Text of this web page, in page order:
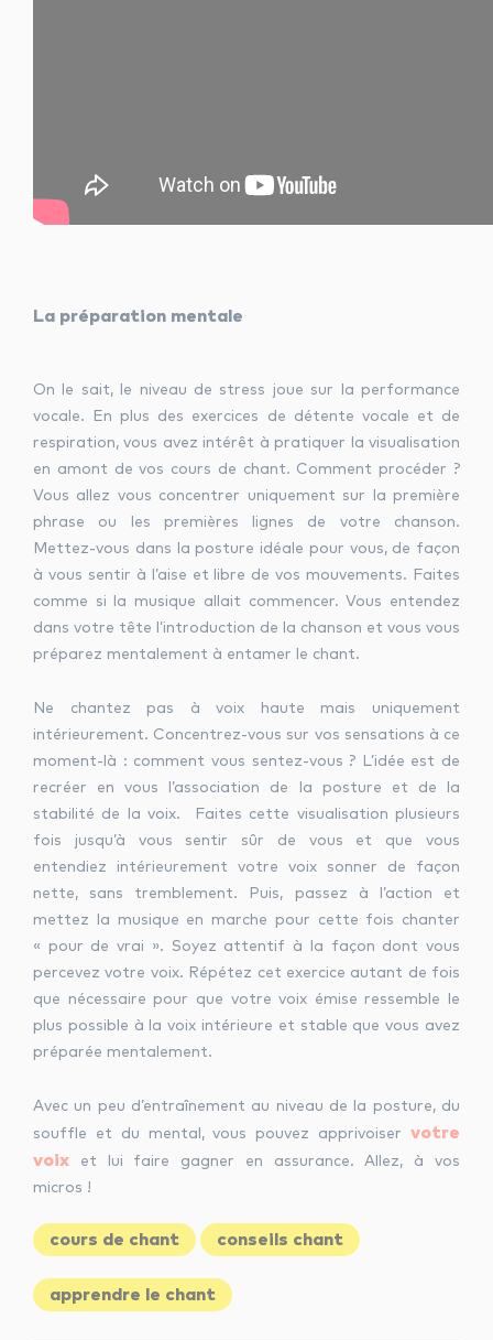
La préparation mentale
On le sait, le niveau de stress joue sur la performance
vocale. En plus des exercices de détente vocale et de
respiration, vous avez intérêt à pratiquer la visualisation
en amont de vos cours de chant. Comment procéder ?
Vous allez vous concentrer uniquement sur la première
phrase ou les premières lignes de votre chanson.
Mettez-vous dans la posture idéale pour vous, de façon
à vous sentir à l’aise et libre de vos mouvements. Faites
comme si la musique allait commencer. Vous entendez
dans votre tête l’introduction de la chanson et vous vous
préparez mentalement à entamer le chant.
Ne chantez pas à voix haute mais uniquement
intérieurement. Concentrez-vous sur vos sensations à ce
moment-là : comment vous sentez-vous ? L’idée est de
recréer en vous l’association de la posture et de la
stabilité de la voix. Faites cette visualisation plusieurs
fois jusqu’à vous sentir sûr de vous et que vous
entendiez intérieurement votre voix sonner de façon
nette, sans tremblement. Puis, passez à l’action et
mettez la musique en marche pour cette fois chanter
« pour de vrai ». Soyez attentif à la façon dont vous
percevez votre voix. Répétez cet exercice autant de fois
que nécessaire pour que votre voix émise ressemble le
plus possible à la voix intérieure et stable que vous avez
préparée mentalement.
Avec un peu d’entraînement au niveau de la posture, du
souffle et du mental, vous pouvez apprivoiser votre
voix et lui faire gagner en assurance. Allez, à vos
micros !
cours de chant conseils chant
apprendre le chant